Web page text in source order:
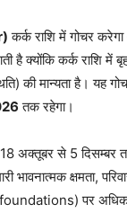
कर्क राशि में गोचर
है क्योंकि कर्क राशि में
की मान्यता है। यह
तक रहेगा।
अक्तूबर से 5 दिसम्बर
भावनात्मक क्षमता,
(foundations) पर